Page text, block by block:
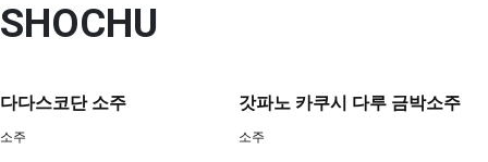
SHOCHU
다다스코단 소주
소주
갓파노 카쿠시 다루 금박소주
소주